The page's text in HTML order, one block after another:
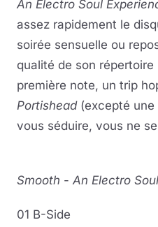
An Electro Soul
assez rapidement le
soirée sensuelle ou
qualité de son
première note, un trip
Portishead(excepté une
vous séduire, vous ne
Smooth - An Electro
01 B-Side